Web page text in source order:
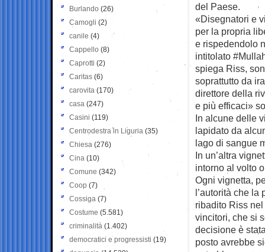
del Paese.
«Disegnatori e
per la propria
e rispedendolo
intitolato
spiega Riss,
soprattutto da
direttore della
e più efficaci»
In alcune delle
lapidato da
lago di sangue
In un’altra
intorno al volto
Ogni vignetta,
l’autorità che la
ribadito Riss
vincitori, che si
decisione è
posto avrebbe
Burlando (26)
Camogli (2)
canile (4)
Cappello (8)
Caprotti (2)
Caritas (6)
carovita (170)
casa (247)
Casini (119)
Centrodestra in Liguria (35)
Chiesa (276)
Cina (10)
Comune (342)
Coop (7)
Cossiga (7)
Costume (5.581)
criminalità (1.402)
democratici e progressisti (19)